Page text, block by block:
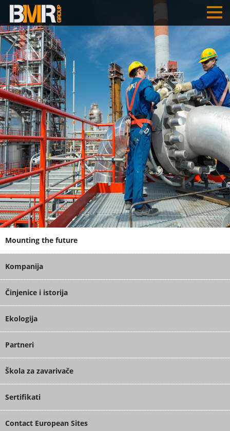
POČETNA
KOMPANIJA
USLUGE
- AUSTRIJA
R- SRBIJA
REFERENCE
POSLOVI
ENGLISH
SRPSKI
DEUTSCH
Mounting the future
Kompanija
Činjenice i istorija
Ekologija
Partneri
Škola za zavarivače
Sertifikati
Contact European Sites